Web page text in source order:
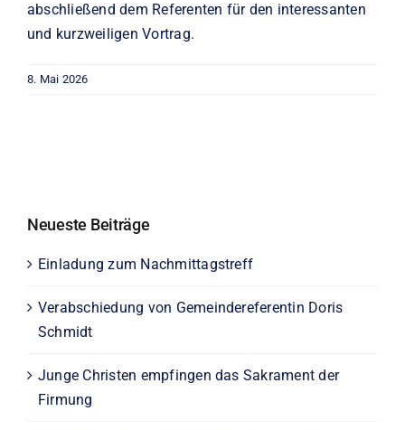
abschließend dem Referenten für den interessanten
und kurzweiligen Vortrag.
8. Mai 2026
Neueste Beiträge
Einladung zum Nachmittagstreff
Verabschiedung von Gemeindereferentin Doris
Schmidt
Junge Christen empfingen das Sakrament der
Firmung